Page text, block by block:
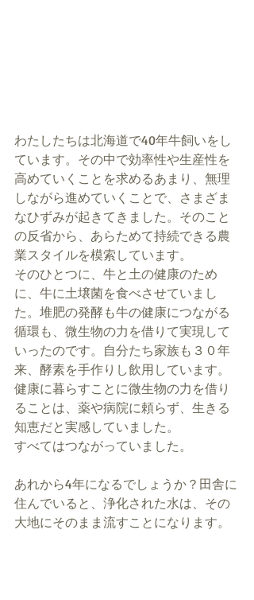
わたしたちは北海道で40年牛飼いをし
ています。その中で効率性や生産性を
高めていくことを求めるあまり、無理
しながら進めていくことで、さまざま
なひずみが起きてきました。そのこと
の反省から、あらためて持続できる農
業スタイルを模索しています。
そのひとつに、牛と土の健康のため
に、牛に土壌菌を食べさせていまし
た。堆肥の発酵も牛の健康につながる
循環も、微生物の力を借りて実現して
いったのです。自分たち家族も３０年
来、酵素を手作りし飲用しています。
健康に暮らすことに微生物の力を借り
ることは、薬や病院に頼らず、生きる
知恵だと実感していました。
すべてはつながっていました。
あれから4年になるでしょうか？田舎に
住んでいると、浄化された水は、その
大地にそのまま流すことになります。